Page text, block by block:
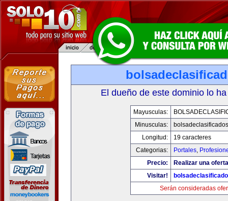
El dueño de este dominio lo
Mayusculas:
Minusculas:
Longitud:
19 caracteres
Categorias:
Portales,
Precio:
Realizar una
Visitar!
Serán consideradas